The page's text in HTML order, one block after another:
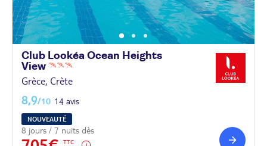
Club Lookéa Ocean Heights
View
Grèce, Crète
8,9/10 14 avis
NOUVEAUTÉ
8 jours / 7 nuits dès
TTC